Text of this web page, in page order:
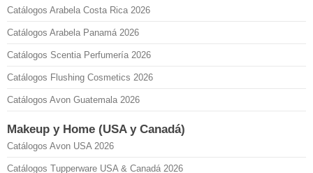
Catálogos Arabela Costa Rica 2026
Catálogos Arabela Panamá 2026
Catálogos Scentia Perfumería 2026
Catálogos Flushing Cosmetics 2026
Catálogos Avon Guatemala 2026
Makeup y Home (USA y Canadá)
Catálogos Avon USA 2026
Catálogos Tupperware USA & Canadá 2026